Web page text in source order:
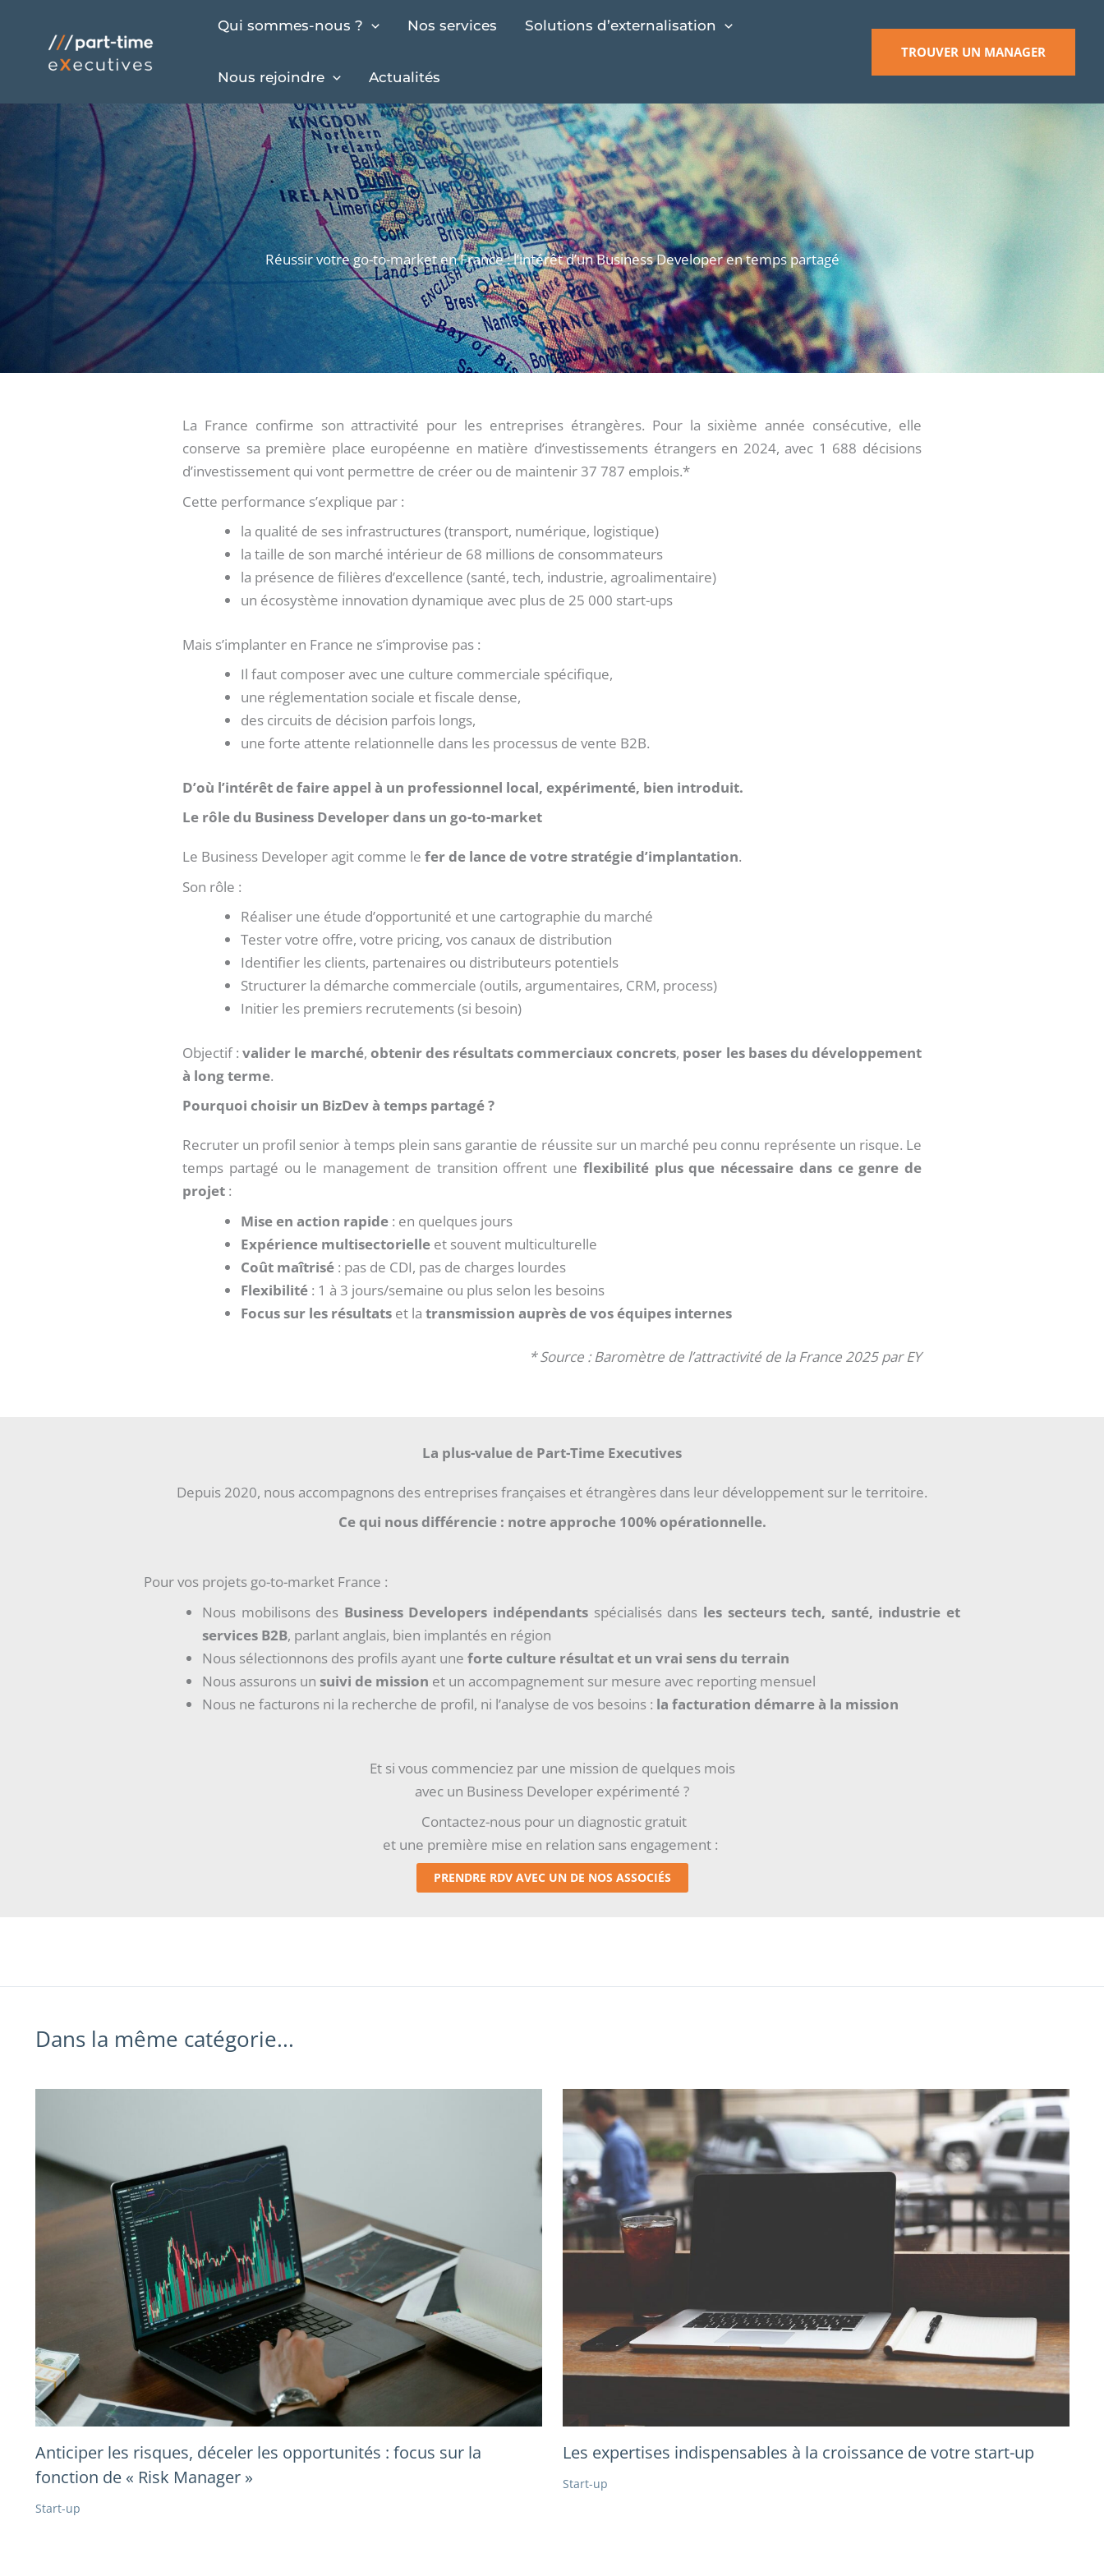
contenu
Qui sommes-nous ? Nos services Solutions d’externalisation
Nous rejoindre Actualités
TROUVER UN MANAGER
Réussir votre go-to-market en France : l’intérêt d’un Business Developer en temps partagé
La France confirme son attractivité pour les entreprises étrangères. Pour la sixième année consécutive, elle
conserve sa première place européenne en matière d’investissements étrangers en 2024, avec 1 688 décisions
d’investissement qui vont permettre de créer ou de maintenir 37 787 emplois.*
Cette performance s’explique par :
la qualité de ses infrastructures (transport, numérique, logistique)
la taille de son marché intérieur de 68 millions de consommateurs
la présence de filières d’excellence (santé, tech, industrie, agroalimentaire)
un écosystème innovation dynamique avec plus de 25 000 start-ups
Mais s’implanter en France ne s’improvise pas :
Il faut composer avec une culture commerciale spécifique,
une réglementation sociale et fiscale dense,
des circuits de décision parfois longs,
une forte attente relationnelle dans les processus de vente B2B.
D’où l’intérêt de faire appel à un professionnel local, expérimenté, bien introduit.
Le rôle du Business Developer dans un go-to-market
Le Business Developer agit comme le fer de lance de votre stratégie d’implantation.
Son rôle :
Réaliser une étude d’opportunité et une cartographie du marché
Tester votre offre, votre pricing, vos canaux de distribution
Identifier les clients, partenaires ou distributeurs potentiels
Structurer la démarche commerciale (outils, argumentaires, CRM, process)
Initier les premiers recrutements (si besoin)
Objectif :valider le marché, obtenir des résultats commerciaux concrets, poser les bases du développement
à long terme.
Pourquoi choisir un BizDev à temps partagé ?
Recruter un profil senior à temps plein sans garantie de réussite sur un marché peu connu représente un risque. Le
temps partagé ou le management de transition offrent une flexibilité plus que nécessaire dans ce genre de
projet :
Mise en action rapide : en quelques jours
Expérience multisectorielle et souvent multiculturelle
Coût maîtrisé : pas de CDI, pas de charges lourdes
Flexibilité : 1 à 3 jours/semaine ou plus selon les besoins
Focus sur les résultats et la transmission auprès de vos équipes internes
* Source : Baromètre de l’attractivité de la France 2025 par EY
La plus-value de Part-Time Executives
Depuis 2020, nous accompagnons des entreprises françaises et étrangères dans leur développement sur le territoire.
Ce qui nous différencie : notre approche 100% opérationnelle.
Pour vos projets go-to-market France :
Nous mobilisons des Business Developers indépendants spécialisés dans les secteurs tech, santé, industrie et
services B2B, parlant anglais, bien implantés en région
Nous sélectionnons des profils ayant une forte culture résultat et un vrai sens du terrain
Nous assurons un suivi de mission et un accompagnement sur mesure avec reporting mensuel
Nous ne facturons ni la recherche de profil, ni l’analyse de vos besoins : la facturation démarre à la mission
Et si vous commenciez par une mission de quelques mois
avec un Business Developer expérimenté ?
Contactez-nous pour un diagnostic gratuit
et une première mise en relation sans engagement :
PRENDRE RDV AVEC UN DE NOS ASSOCIÉS
Dans la même catégorie...
Anticiper les risques, déceler les opportunités : focus sur la
fonction de « Risk Manager »
Start-up
Les expertises indispensables à la croissance de votre start-up
Start-up